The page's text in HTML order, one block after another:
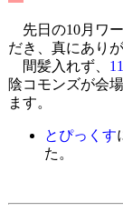
先日の10月ワ
だき、真にあり
間髪入れず、
陰コモンズが会
ます。
とぴっくす
た。